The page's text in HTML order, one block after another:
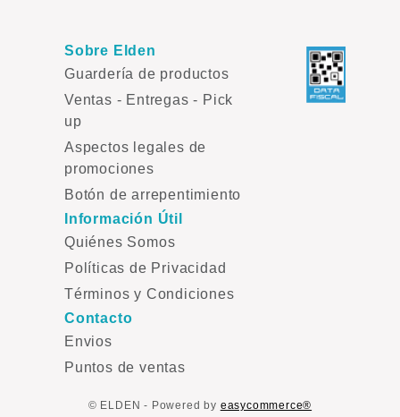
Información Útil
Quiénes Somos
Políticas de Privacidad
Términos y Condiciones
Contacto
Envios
Puntos de ventas
Sobre Elden
Guardería de productos
Ventas - Entregas - Pick
up
Aspectos legales de
promociones
Botón de arrepentimiento
© ELDEN - Powered by easycommerce®